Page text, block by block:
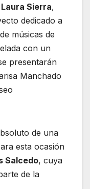
Laura Sierra,
dedicado a
músicas de
con un
presentarán
Manchado
de una
esta ocasión
Salcedo, cuya
de la